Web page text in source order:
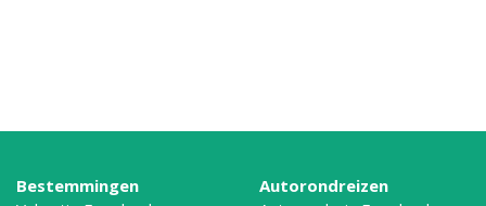
Bestemmingen
Autorondreizen